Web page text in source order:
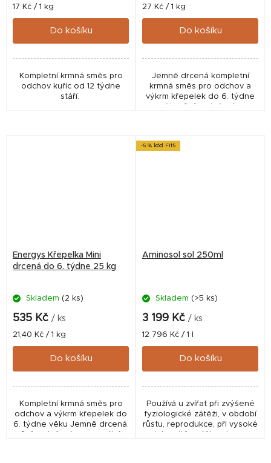
Měrná
cena:
17 Kč / 1 kg
Do košíku
Kompletní krmná směs pro
odchov kuřic od 12 týdne
stáří.
Měrná
cena:
27 Kč / 1 kg
Do košíku
Jemně drcená kompletní
krmná směs pro odchov a
výkrm křepelek do 6. týdne
věku. Svým složením
Energys Křepelka Mini
drcená do 6. týdne 25 kg
Skladem (2 ks)
535 Kč / ks
Měrná
cena:
21,40 Kč / 1 kg
Do košíku
Kompletní krmná směs pro
odchov a výkrm křepelek do
6. týdne věku Jemně drcená.
-5 % kód Fit5
Aminosol sol 250ml
Skladem (>5 ks)
3 199 Kč / ks
Měrná
cena:
12 796 Kč / 1 l
Do košíku
Používá u zvířat při zvýšené
fyziologické zátěži, v období
růstu, reprodukce, při vysoké